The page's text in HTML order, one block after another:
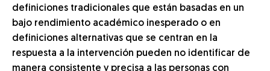
definiciones tradicionales que están basadas en un
bajo rendimiento académico inesperado o en
definiciones alternativas que se centran en la
respuesta a la intervención pueden no identificar de
manera consistente y precisa a las personas con